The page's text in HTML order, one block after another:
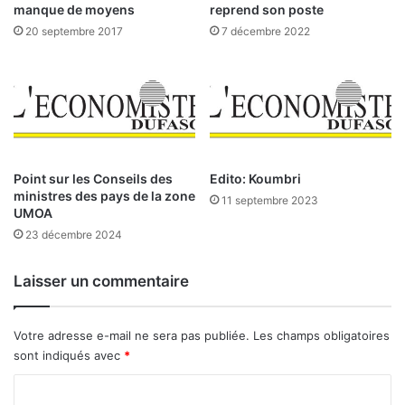
p
5
1
9
t
l
e
p
i
o
n
d
l
’
o
u
manque de moyens
20 septembre 2017
reprend son poste
7 décembre 2022
Point sur les Conseils des
ministres des pays de la zone
UMOA
23 décembre 2024
Edito: Koumbri
11 septembre 2023
Laisser un commentaire
Votre adresse e-mail ne sera pas publiée. Les champs obligatoires
sont indiqués avec *